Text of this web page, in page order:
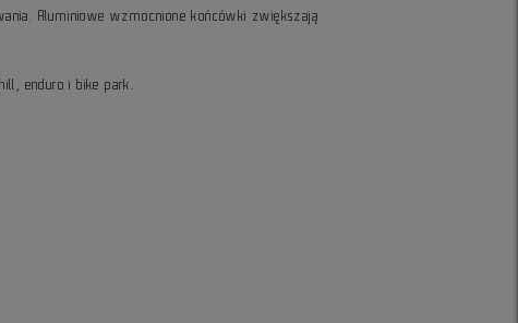
Aluminiowe wzmocnione końcówki zwiększają
enduro i bike park.